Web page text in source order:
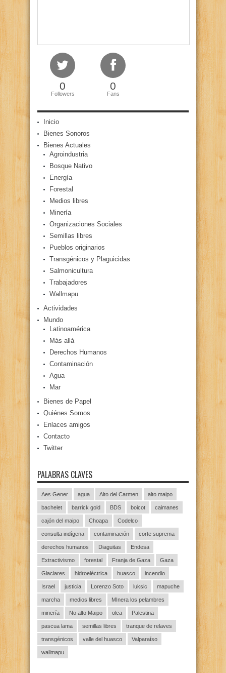
0
Followers
0
Fans
Inicio
Bienes Sonoros
Bienes Actuales
Agroindustria
Bosque Nativo
Energía
Forestal
Medios libres
Minería
Organizaciones Sociales
Semillas libres
Pueblos originarios
Transgénicos y Plaguicidas
Salmonicultura
Trabajadores
Wallmapu
Actividades
Mundo
Latinoamérica
Más allá
Derechos Humanos
Contaminación
Agua
Mar
Bienes de Papel
Quiénes Somos
Enlaces amigos
Contacto
Twitter
PALABRAS CLAVES
Aes Gener agua Alto del Carmen alto maipo
bachelet barrick gold BDS boicot caimanes
cajón del maipo Choapa Codelco
consulta indígena contaminación corte suprema
derechos humanos Diaguitas Endesa
Extractivismo forestal Franja de Gaza Gaza
Glaciares hidroeléctrica huasco incendio
Israel justicia Lorenzo Soto luksic mapuche
marcha medios libres MInera los pelambres
minería No alto Maipo olca Palestina
pascua lama semillas libres tranque de relaves
transgénicos valle del huasco Valparaíso
wallmapu